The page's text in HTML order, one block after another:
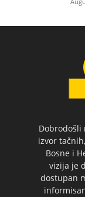
Dobrodošli
izvor
Bosne i
vizija je
dostupan